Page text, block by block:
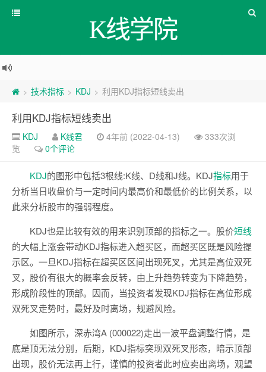
K线学院
> 技术指标 > KDJ > 利用KDJ指标短线卖出
利用KDJ指标短线卖出
KDJ K线君 4年前 (2022-04-13)
333次浏
览
0个评论
KDJ的图形中包括3根线:K线、D线和J线。KDJ指标用于
分析当日收盘价与一定时间内最高价和最低价的比例关系，以
此来分析股市的强弱程度。
KDJ也是比较有效的用来识别顶部的指标之一。股价短线
的大幅上涨会带动KDJ指标进入超买区，而超买区既是风险提
示区。一旦KDJ指标在超买区区间出现死叉，尤其是高位双死
叉，股价有很大的概率会反转，由上升趋势转变为下降趋势，
形成阶段性的顶部。因而，当投资者发现KDJ指标在高位形成
双死叉走势时，最好及时离场，规避风险。
如图所示，深赤湾A (000022)走出一波平盘调整行情，是
底是顶无法分别，后期，KDJ指标突现双死叉形态，暗示顶部
出现，股价无法再上行，谨慎的投资者此时应卖出离场，观望